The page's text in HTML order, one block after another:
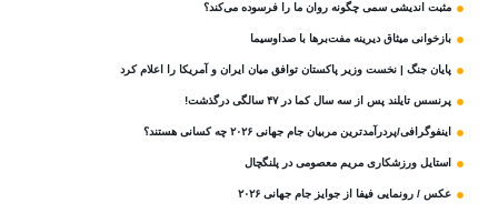
مثبت‌ اندیشی سمی چگونه روان ما را فرسوده می‌کند؟
بازخوانی میثاق دیرینه مفت‌برها با صداوسیما
پایان جنگ | نخست وزیر پاکستان توافق میان ایران و آمریکا را اعلام کرد
پرنسس تایلند پس از سه سال کما در ۴۷ سالگی درگذشت!
اینفوگرافی/پردرآمدترین مربیان جام جهانی ۲۰۲۶ چه کسانی هستند؟
استایل ورزشکاری مریم معصومی در پلنگچال
عکس / رونمایی فیفا از جوایز جام جهانی ۲۰۲۶